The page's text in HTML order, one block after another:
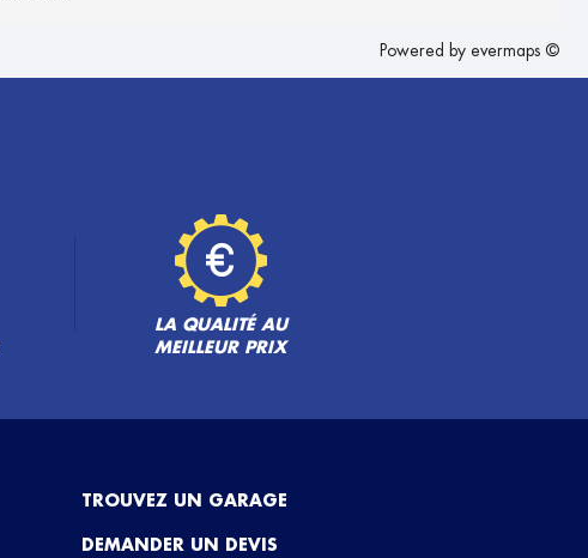
Powered by evermaps ©
LA QUALITÉ AU
MEILLEUR PRIX
TROUVEZ UN GARAGE
DEMANDER UN DEVIS